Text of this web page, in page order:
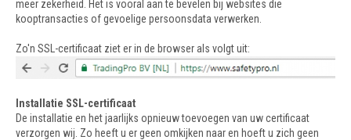
meer zekerheid. Het is vooral aan te bevelen bij websites die
kooptransacties of gevoelige persoonsdata verwerken.
Zo'n SSL-certificaat ziet er in de browser als volgt uit:
Installatie SSL-certificaat
De installatie en het jaarlijks opnieuw toevoegen van uw certificaat
verzorgen wij. Zo heeft u er geen omkijken naar en hoeft u zich geen